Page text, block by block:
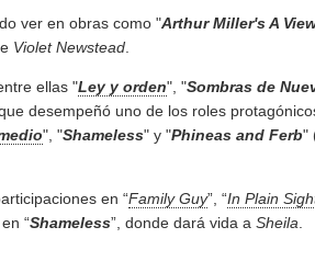
ver en obras como "Arthur Miller's A
Violet Newstead
ellas "Ley y orden", "Sombras de
desempeñó uno de los roles
", "Shameless" y "Phineas and Ferb"
en “Family Guy”, “In Plain
“Shameless”, donde dará vida a Sheila